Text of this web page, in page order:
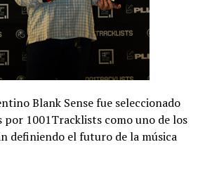
Blank Sense fue seleccionado
1001Tracklists como uno de los
definiendo el futuro de la música